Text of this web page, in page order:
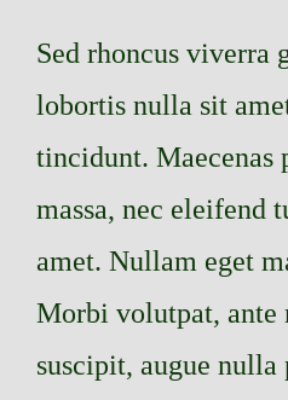
Sed rhoncus viverra
lobortis nulla sit
tincidunt. Maecenas
massa, nec eleifend
amet. Nullam eget
Morbi volutpat, ante
suscipit, augue